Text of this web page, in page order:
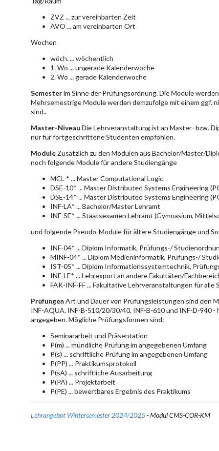
ZVZ ... zur vereinbarten Zeit
AVO ... am vereinbarten Ort
Wochen
wöch. ... wöchentlich
1. Wo ... ungerade Kalenderwoche
2. Wo ... gerade Kalenderwoche
Semesterim Sinne der Prüfungsordnung. Die Module
Mehrsemestrige Module werden demzufolge mit einem ggf.
sind..
Master-Niveau Die Lehrveranstaltung ist an Master- bzw.
nur für fortgeschrittene Studenten empfohlen.
Module Zusätzlich zu den Modulen aus Bachelor/Master/
noch folgende Module für andere Studiengänge
MCL-* ... Master Computational Logic
DSE-10* ... Master Distributed Systems Engineering
DSE-14* ... Master Distributed Systems Engineering
INF-LA* ... Bachelor/Master Lehramt
INF-SE* ... Staatsexamen Lehramt (Gymnasium,
und folgende Pseudo-Module für ältere Studiengänge und
INF-04* ... Diplom Informatik, Prüfungs-/
MINF-04* ... Diplom Medieninformatik, Prüfungs-/
IST-05* ... Diplom Informationssystemtechnik,
INF-LE* ... Lehrexport an andere Fakultäten/
FAK-INF-FF ... Fakultative Lehrveranstaltungen für
Prüfungen Art und Dauer von Prüfungsleistungen sind den
INF-AQUA, INF-B-510/20/30/40, INF-B-610 und INF-D-940
angegeben. Mögliche Prüfungsformen sind:
Seminararbeit und Präsentation
P(m) ... mündliche Prüfung im angegebenen Umfang
P(s) ... schriftliche Prüfung im angegebenen Umfang
P(PP) ... Praktikumsprotokoll
P(sA) ... schriftliche Ausarbeitung
P(PA) ... Projektarbeit
P(PE) ... bewertbares Ergebnis des Praktikums
Lehrangebot Wintersemester 2024/2025- Modul CMS-COR-KM